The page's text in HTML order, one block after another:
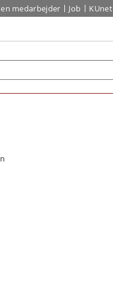
medarbejder Job KUnet